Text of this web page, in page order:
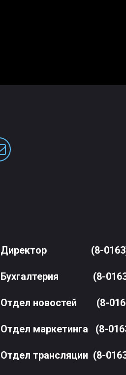
Директор (8-
Бухгалтерия (8-
Отдел новостей (8-
Отдел маркетинга (8-
Отдел трансляции (8-